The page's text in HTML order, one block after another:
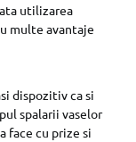
utilizarea
multe avantaje
dispozitiv ca si
spalarii vaselor
face cu prize si